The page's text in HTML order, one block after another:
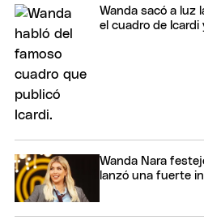
Wanda sacó a luz
el cuadro de Icardi
Wanda Nara
lanzó una fuerte